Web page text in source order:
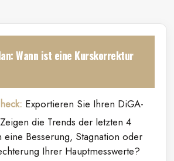
Wann ist eine Kurskorrektur
Exportieren Sie Ihren DiGA-
die Trends der letzten 4
eine Besserung, Stagnation oder
Ihrer Hauptmesswerte?